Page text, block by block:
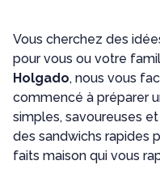
Vous cherchez des
pour vous ou votre
Holgado, nous vous
commencé à préparer
simples, savoureuses
des sandwichs rapides
faits maison qui vous